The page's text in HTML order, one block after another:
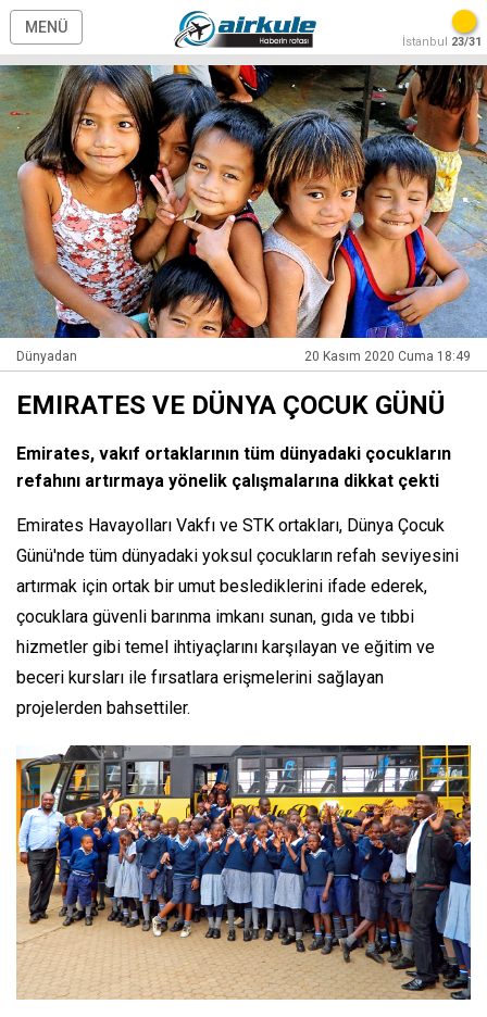
MENÜ
İstanbul 23/31
Dünyadan 20 Kasım 2020 Cuma 18:49
EMIRATES VE DÜNYA ÇOCUK GÜNÜ
Emirates, vakıf ortaklarının tüm dünyadaki çocukların
refahını artırmaya yönelik çalışmalarına dikkat çekti
Emirates Havayolları Vakfı ve STK ortakları, Dünya Çocuk
Günü'nde tüm dünyadaki yoksul çocukların refah seviyesini
artırmak için ortak bir umut beslediklerini ifade ederek,
çocuklara güvenli barınma imkanı sunan, gıda ve tıbbi
hizmetler gibi temel ihtiyaçlarını karşılayan ve eğitim ve
beceri kursları ile fırsatlara erişmelerini sağlayan
projelerden bahsettiler.